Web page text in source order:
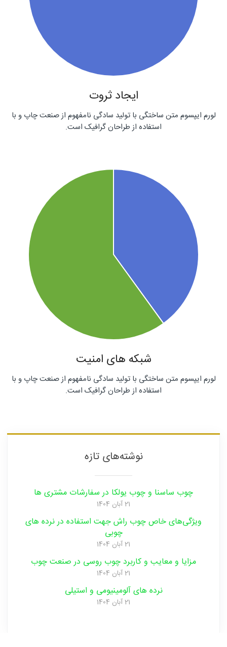
ایجاد ثروت
لورم ایپسوم متن ساختگی با تولید سادگی نامفهوم از صنعت چاپ و با
استفاده از طراحان گرافیک است.
شبکه های امنیت
لورم ایپسوم متن ساختگی با تولید سادگی نامفهوم از صنعت چاپ و با
استفاده از طراحان گرافیک است.
نوشته‌های تازه
چوب ساسنا و چوب یولکا در سفارشات مشتری ها
21 آبان 1404
ویژگی‌های خاص چوب راش جهت استفاده در نرده های
چوبی
21 آبان 1404
مزایا و‌ معایب و‌ کاربرد چوب روسی در صنعت ‌چوب
21 آبان 1404
نرده های آلومینیومی و‌ استیلی
21 آبان 1404